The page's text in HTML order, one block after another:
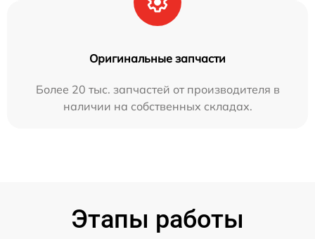
Оригинальные запчасти
Более 20 тыс. запчастей от производителя в
наличии на собственных складах.
Этапы работы